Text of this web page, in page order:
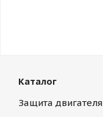
Каталог
Защита двигателя